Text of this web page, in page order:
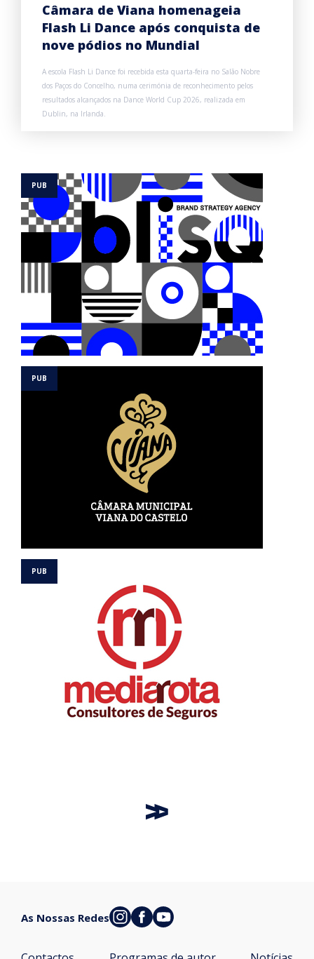
Câmara de Viana homenageia
Flash Li Dance após conquista de
nove pódios no Mundial
A escola Flash Li Dance foi recebida esta quarta-feira no Salão Nobre
dos Paços do Concelho, numa cerimónia de reconhecimento pelos
resultados alcançados na Dance World Cup 2026, realizada em
Dublin, na Irlanda.
As Nossas Redes